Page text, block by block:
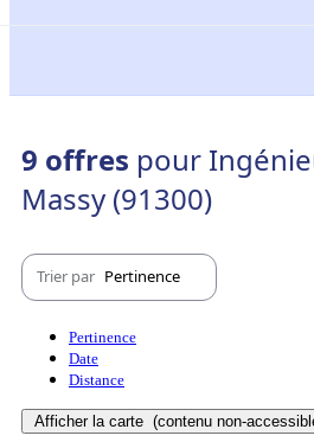
9 offres pour
Massy (91300)
Trier par Pertinence
Pertinence
Date
Distance
Afficher la carte (contenu non-